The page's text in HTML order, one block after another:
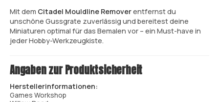
Mit dem Citadel Mouldline Removerentfernst du
unschöne Gussgrate zuverlässig und bereitest deine
Miniaturen optimal für das Bemalen vor – ein Must-have in
jeder Hobby-Werkzeugkiste.
Angaben zur Produktsicherheit
Herstellerinformationen:
Games Workshop